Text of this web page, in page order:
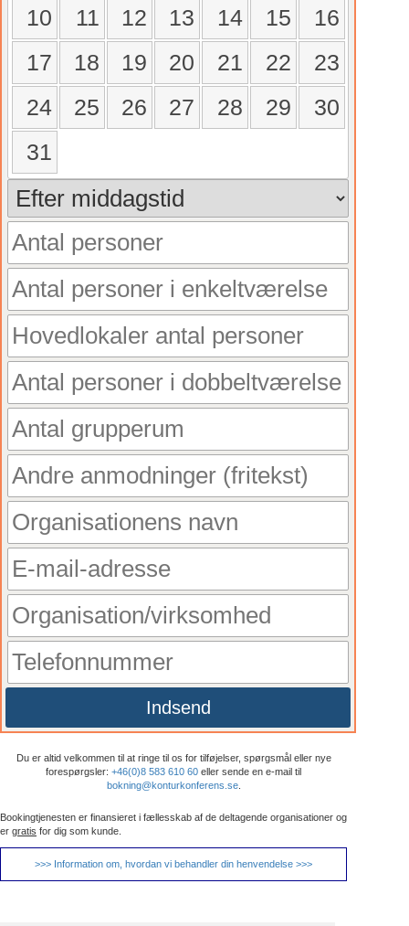
10 11 12 13 14 15
16
17
18 19 20 21 22
23
24
25 26 27 28 29
30
31
Indsend
Du er altid velkommen til at ringe til os for tilføjelser, spørgsmål eller nye
forespørgsler: +46(0)8 583 610 60 eller sende en e-mail til
bokning@konturkonferens.se.
Bookingtjenesten er finansieret i fællesskab af de deltagende organisationer og
er gratis for dig som kunde.
>>> Information om, hvordan vi behandler din henvendelse >>>